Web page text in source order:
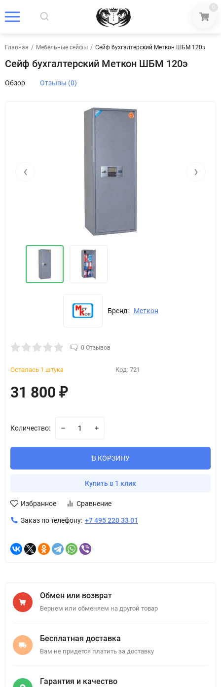
0
Главная / Мебельные сейфы / Сейф бухгалтерский Меткон ШБМ 120э
Сейф бухгалтерский Меткон ШБМ 120э
Обзор Отзывы (0)
‹ ›
Бренд: Меткон
0 Отзывов
Осталась 1 штука Код: 721
31 800 ₽
Количество:
В КОРЗИНУ
Купить в 1 клик
Избранное Сравнение
Заказ по телефону: +7 495 220 33 01
Обмен или возврат
Вернем или обменяем на другой товар
Бесплатная доставка
Вам не придется платить за доставку
Гарантия и качество